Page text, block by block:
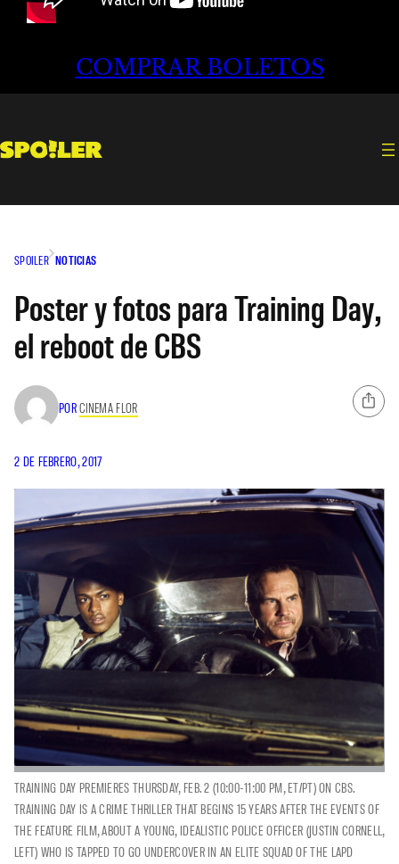
COMPRAR BOLETOS
SPOILER NOTICIAS
Poster y fotos para Training Day,
el reboot de CBS
PORCINEMA FLOR
2 DE FEBRERO, 2017
TRAINING DAY PREMIERES THURSDAY, FEB. 2 (10:00-11:00 PM, ET/PT) ON CBS.
TRAINING DAY IS A CRIME THRILLER THAT BEGINS 15 YEARS AFTER THE EVENTS OF
THE FEATURE FILM, ABOUT A YOUNG, IDEALISTIC POLICE OFFICER (JUSTIN CORNELL,
LEFT) WHO IS TAPPED TO GO UNDERCOVER IN AN ELITE SQUAD OF THE LAPD